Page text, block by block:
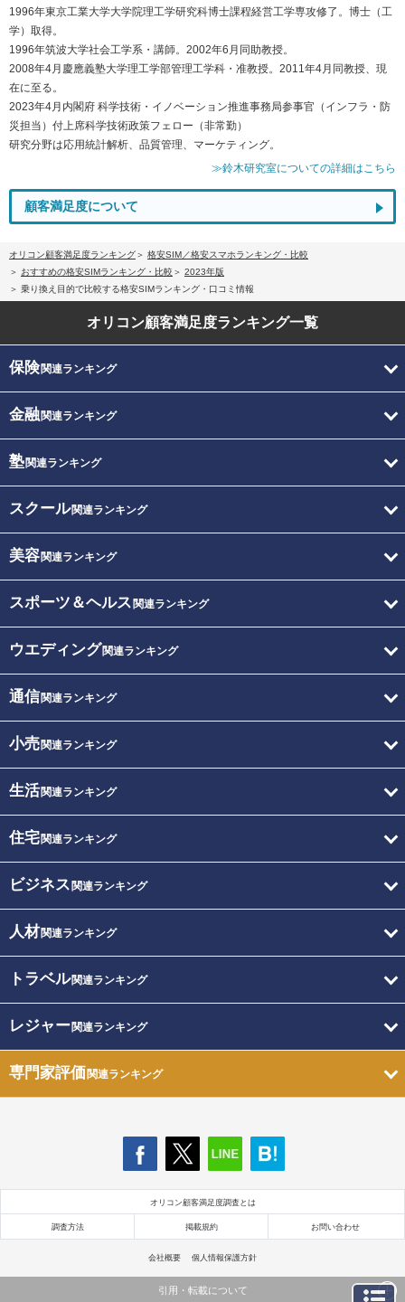
1996年東京工業大学大学院理工学研究科博士課程経営工学専攻修了。博士（工
学）取得。
1996年筑波大学社会工学系・講師。2002年6月同助教授。
2008年4月慶應義塾大学理工学部管理工学科・准教授。2011年4月同教授、現
在に至る。
2023年4月内閣府 科学技術・イノベーション推進事務局参事官（インフラ・防
災担当）付上席科学技術政策フェロー（非常勤）
研究分野は応用統計解析、品質管理、マーケティング。
≫鈴木研究室についての詳細はこちら
顧客満足度について
オリコン顧客満足度ランキング
格安SIM／格安スマホランキング・比較
おすすめの格安SIMランキング・比較
2023年版
乗り換え目的で比較する格安SIMランキング・口コミ情報
オリコン顧客満足度ランキング一覧
保険関連ランキング
金融関連ランキング
塾関連ランキング
スクール関連ランキング
美容関連ランキング
スポーツ＆ヘルス 関連ランキング
ウエディング関連ランキング
通信関連ランキング
小売関連ランキング
生活関連ランキング
住宅関連ランキング
ビジネス 関連ランキング
人材関連ランキング
トラベル関連ランキング
レジャー関連ランキング
専門家評価関連ランキング
オリコン顧客満足度調査とは
調査方法 掲載規約 お問い合わせ
会社概要 個人情報保護方針
引用・転載について